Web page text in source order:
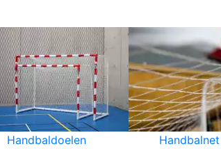
Handbaldoelen Handbalnet